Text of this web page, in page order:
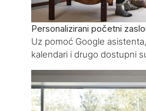
Personalizirani početni
Uz pomoć Google
kalendari i drugo dostupni